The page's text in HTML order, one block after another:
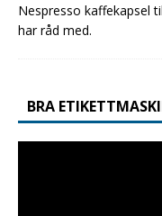
Nespresso kaffekapsel
har råd med.
BRA